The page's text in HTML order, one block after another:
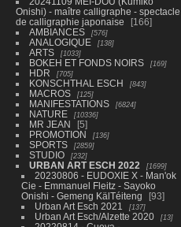
Onishi) - maître calligraphe - spectacle
de calligraphie japonaise
166
AMBIANCES
576
ANALOGIQUE 138
ARTS 1033
BOKEH ET FONDS NOIRS 169
HDR 705
KONSCHTHAL ESCH 843
MACROS 125
MANIFESTATIONS 6824
NATURE 10336
MR JEAN
5
PROMOTION
136
SPORTS 2859
STUDIO 232
URBAN ART ESCH 2022 1699
20230806 - EUDOXIE X - Man'ok
Cie - Emmanuel Fleitz - Sayoko
Onishi - Gemeng KälTéiteng
93
Urban Art Esch 2021
137
Urban Art Esch/Alzette 2020 13